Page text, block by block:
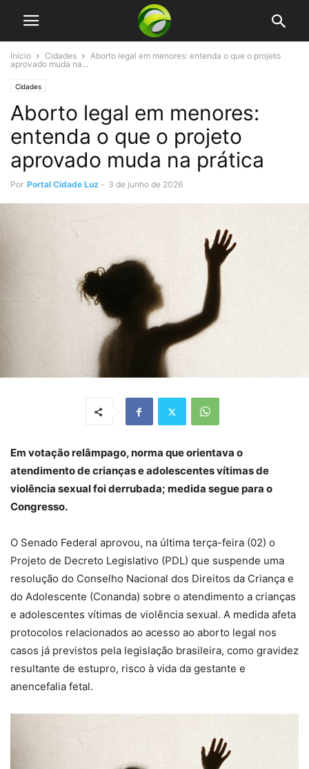
Início Cidades
Aborto legal em menores: entenda o que o projeto
aprovado muda na...
Cidades
Aborto legal em menores:
entenda o que o projeto
aprovado muda na prática
Por Portal Cidade Luz - 3 de junho de 2026
Em votação relâmpago, norma que orientava o
atendimento de crianças e adolescentes vítimas de
violência sexual foi derrubada; medida segue para o
Congresso.
O Senado Federal aprovou, na última terça-feira (02) o
Projeto de Decreto Legislativo (PDL) que suspende uma
resolução do Conselho Nacional dos Direitos da Criança e
do Adolescente (Conanda) sobre o atendimento a crianças
e adolescentes vítimas de violência sexual. A medida afeta
protocolos relacionados ao acesso ao aborto legal nos
casos já previstos pela legislação brasileira, como gravidez
resultante de estupro, risco à vida da gestante e
anencefalia fetal.